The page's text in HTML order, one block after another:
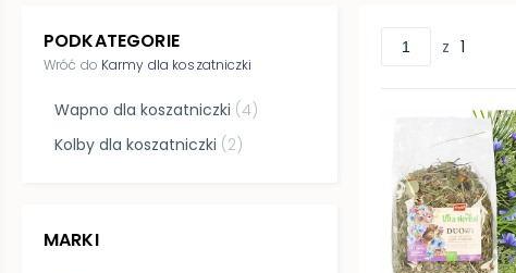
PODKATEGORIE
Wróć do Karmy dla koszatniczki
Wapno dla koszatniczki (4)
Kolby dla koszatniczki (2)
MARKI
z 1